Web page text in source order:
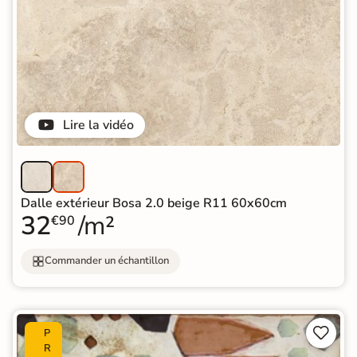
Lire la vidéo
Dalle extérieur Bosa 2.0 beige R11 60x60cm
32€90 /m²
Commander un échantillon
P
R

